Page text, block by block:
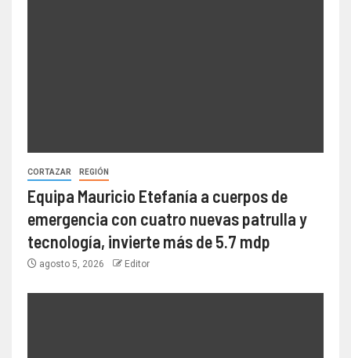
CORTAZAR REGIÓN
Equipa Mauricio Etefanía a cuerpos de
emergencia con cuatro nuevas patrulla y
tecnología, invierte más de 5.7 mdp
agosto 5, 2026 Editor